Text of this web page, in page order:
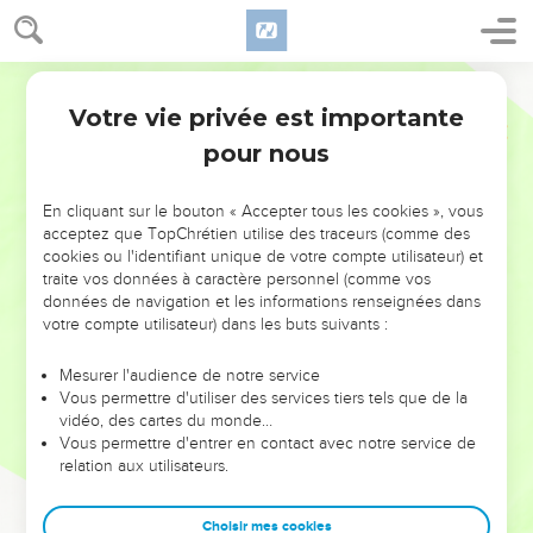
NE MANQUEZ PAS L’ÉVÉNEMENT
DE L’ANNÉE !
ET SI LEURS ERREURS POUVAIENT VOUS ÉVITER LES
VOTRES ?
leur foi ou leur vision. Mais on voit moins les doutes, les erreurs
et les saisons difficiles qu'ils ont traversés, alors même que ce
sont elles qui les ont façonnés.
Dans cette conférence, leaders, entrepreneurs, et responsables
clés pour avancer avec plus de sagesse afin que leurs erreurs
Votre vie privée est importante
pour nous
En cliquant sur le bouton « Accepter tous les cookies », vous
acceptez que TopChrétien utilise des traceurs (comme des
cookies ou l'identifiant unique de votre compte utilisateur) et
traite vos données à caractère personnel (comme vos
données de navigation et les informations renseignées dans
votre compte utilisateur) dans les buts suivants :
Mesurer l'audience de notre service
Vous permettre d'utiliser des services tiers tels que de la
vidéo, des cartes du monde…
Vous permettre d'entrer en contact avec notre service de
relation aux utilisateurs.
Choisir mes cookies